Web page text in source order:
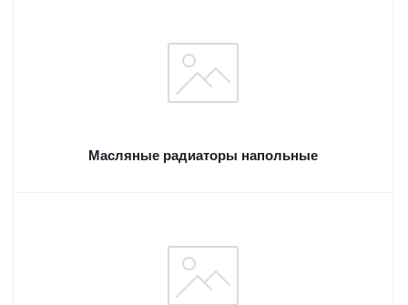
Масляные радиаторы напольные